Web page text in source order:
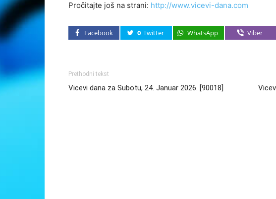
Pročitajte još na strani: http://www.vicevi-dana.com
Facebook 0 Twitter WhatsApp Viber
Prethodni tekst
Vicevi dana za Subotu, 24. Januar 2026. [90018]